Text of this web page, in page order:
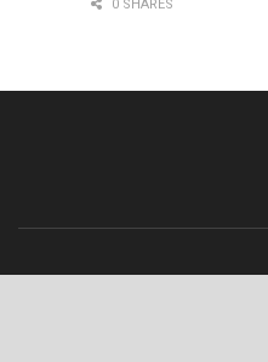
0 SHARES